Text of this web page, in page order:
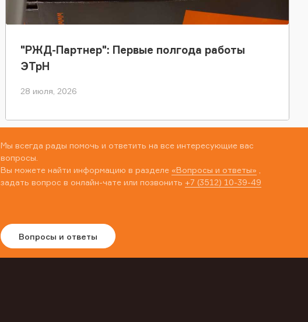
"РЖД-Партнер": Первые полгода работы
ЭТрН
28 июля, 2026
Мы всегда рады помочь и ответить на все интересующие вас
вопросы.
Вы можете найти информацию в разделе «Вопросы и ответы»
задать вопрос в онлайн-чате или позвонить +7 (3512) 10-39-49
Вопросы и ответы